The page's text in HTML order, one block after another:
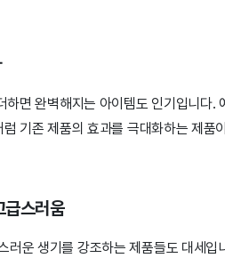
하면 완벽해지는 아이템도 인기입니다.
럼 기존 제품의 효과를 극대화하는 제품
스러움
러운 생기를 강조하는 제품들도 대세입